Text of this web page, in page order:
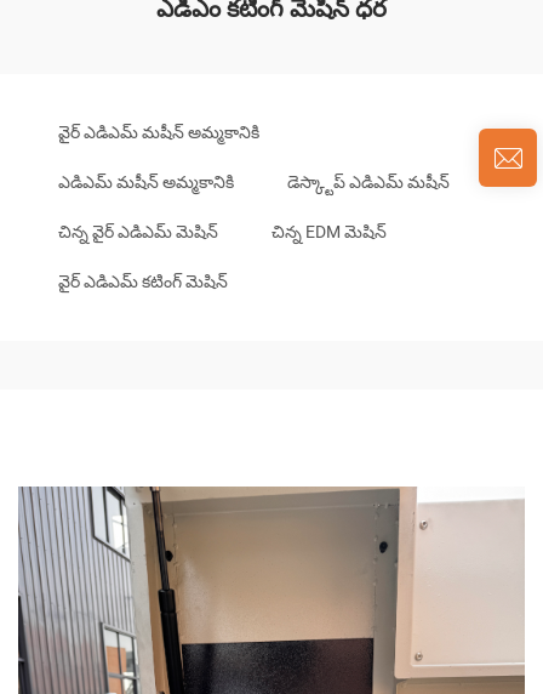
ఎడిఎం కటింగ్ మెషిన్ ధర
వైర్ ఎడిఎమ్ మషీన్ అమ్మకానికి
ఎడిఎమ్ మషీన్ అమ్మకానికి డెస్క్టాప్ ఎడిఎమ్ మషీన్
చిన్న వైర్ ఎడిఎమ్ మెషిన్ చిన్న EDM మెషిన్
వైర్ ఎడిఎమ్ కటింగ్ మెషిన్